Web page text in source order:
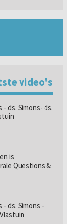
video's
- ds. Simons- ds.
is
Questions &
- ds. Simons -